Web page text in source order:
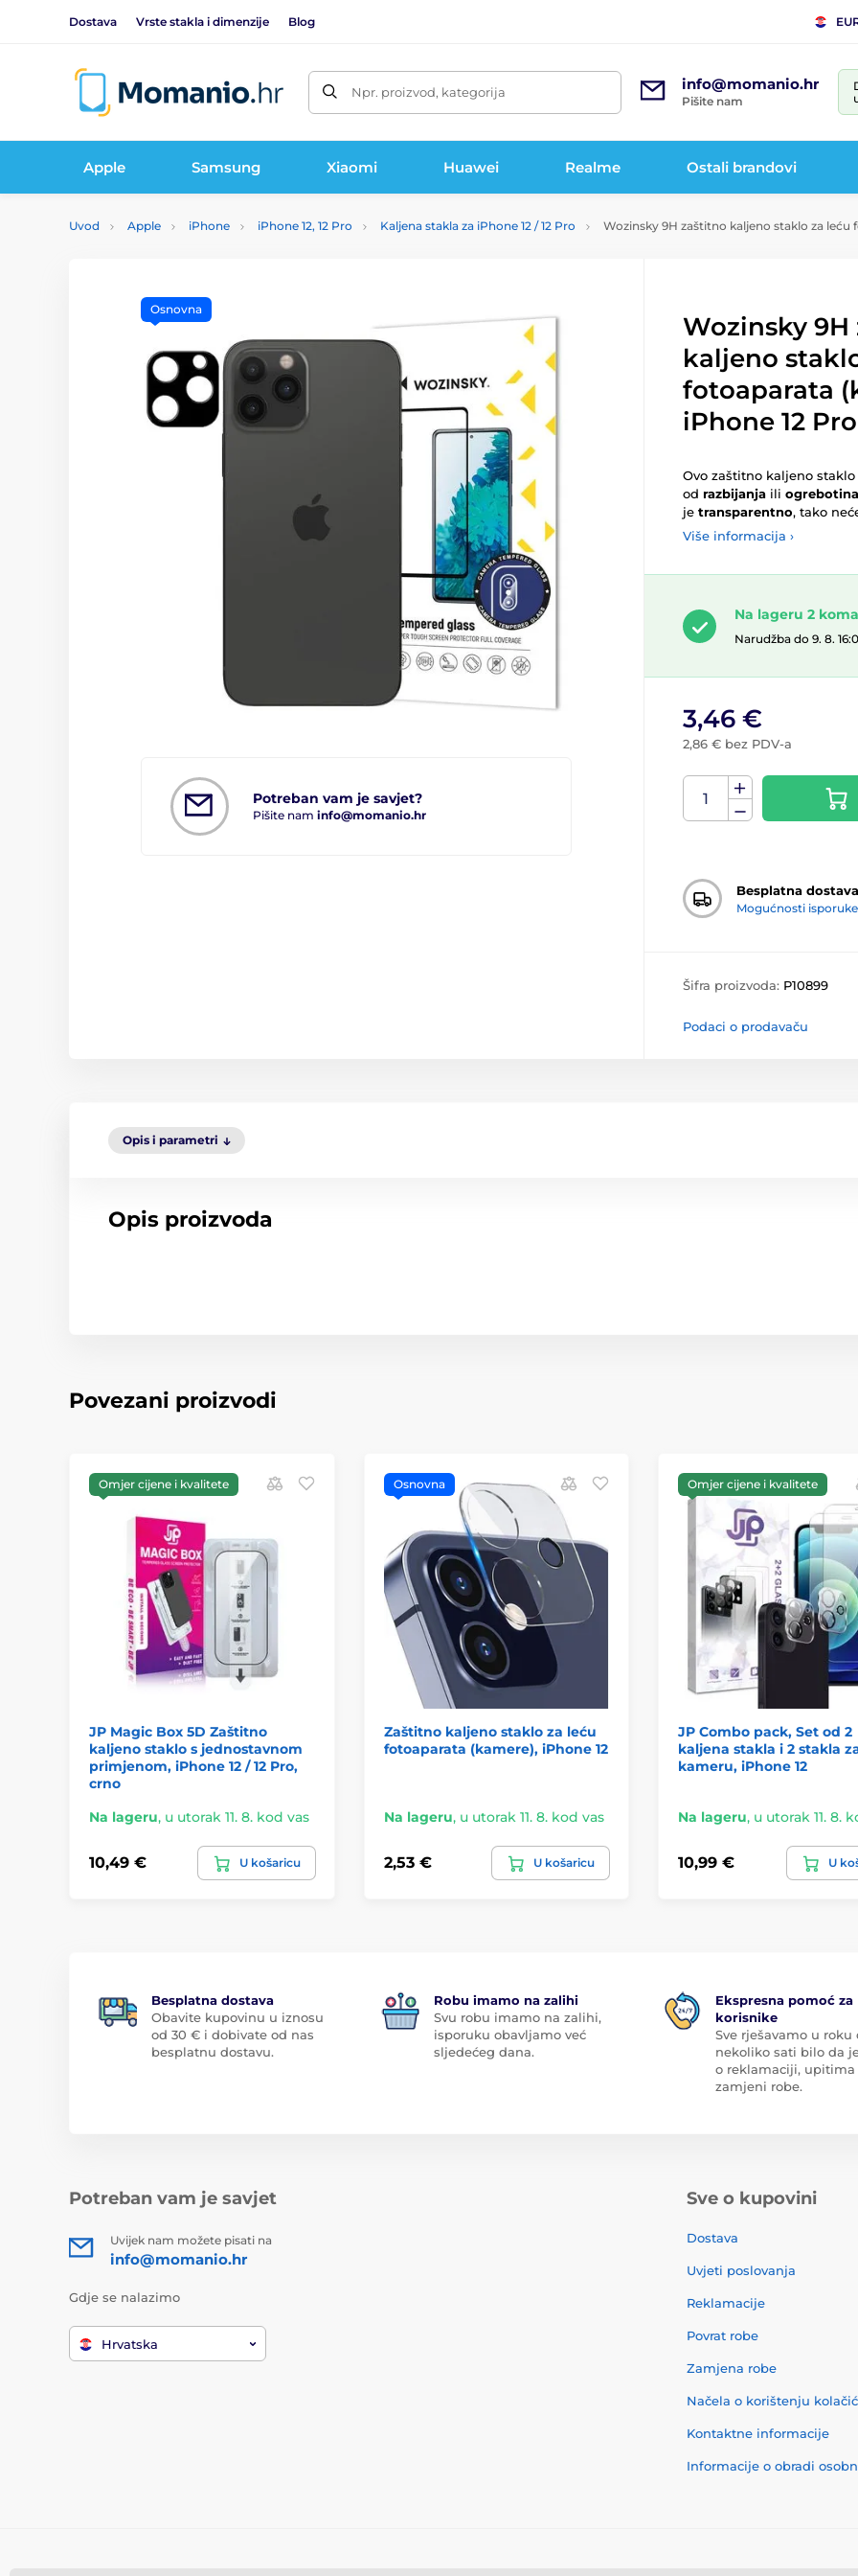
Dostava Vrste stakla i dimenzije Blog
Npr. proizvod, kategorija info@momanio.hr
Pišite nam
Apple Samsung Xiaomi Huawei Realme Ostali brandovi
Uvod Apple iPhone iPhone 12, 12 Pro Kaljena stakla za iPhone 12 / 12 Pro Wozinsky 9H zaštitno kaljeno staklo za leću
Potreban vam je savjet?
Pišite nam info@momanio.hr
Osnovna
Wozinsky
kaljeno
fotoaparata
iPhone 12 Pro
Ovo zaštitno kaljeno staklo
od razbijanja ili ogrebotina
je transparentno, tako
Više informacija ›
Na lageru 2
Narudžba do 9. 8.
3,46 €
2,86 € bez PDV-a
Besplatna dostava
Mogućnosti isporuke
Šifra proizvoda: P10899
Podaci o prodavaču
Opis i parametri
Opis proizvoda
Povezani proizvodi
Omjer cijene i kvalitete
JP Magic Box 5D Zaštitno
kaljeno staklo s jednostavnom
primjenom, iPhone 12 / 12 Pro,
crno
Na lageru, u utorak 11. 8. kod vas
10,49 € U košaricu
Osnovna
Zaštitno kaljeno staklo za leću
fotoaparata (kamere), iPhone 12
Na lageru, u utorak 11. 8. kod vas
2,53 € U košaricu
Omjer cijene i kvalitete
JP Combo pack, Set od 2
kaljena stakla i 2 stakla
kameru, iPhone 12
Na lageru, u utorak 11. 8.
10,99 € U
Besplatna dostava
Obavite kupovinu u iznosu
od 30 € i dobivate od nas
besplatnu dostavu.
Robu imamo na zalihi
Svu robu imamo na zalihi,
isporuku obavljamo već
sljedećeg dana.
Ekspresna pomoć za
korisnike
Sve rješavamo u roku
nekoliko sati bilo da
o reklamaciji, upitima
zamjeni robe.
Potreban vam je savjet
Uvijek nam možete pisati na
info@momanio.hr
Gdje se nalazimo
Hrvatska
Sve o kupovini
Dostava
Uvjeti poslovanja
Reklamacije
Povrat robe
Zamjena robe
Načela o korištenju
Kontaktne informacije
Informacije o obradi